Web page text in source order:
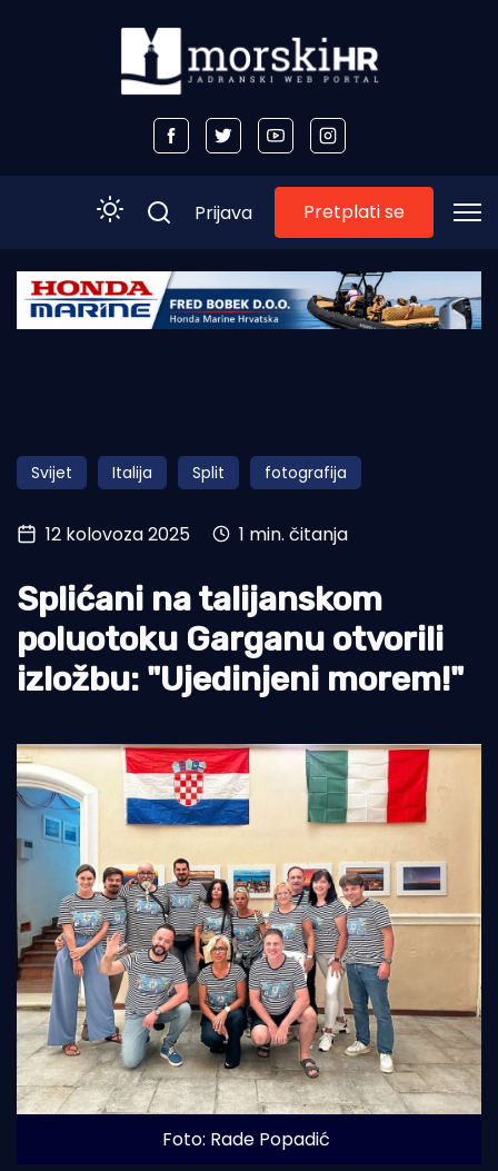
Početna
Obala
Otoci
Turizam i nautika
Pomorstvo
Ribolov
Ekologija
Prijava Pretplati se
Svijet Italija Split fotografija
12 kolovoza 2025 1 min. čitanja
Splićani na talijanskom
poluotoku Garganu otvorili
izložbu: "Ujedinjeni morem!"
Foto: Rade Popadić